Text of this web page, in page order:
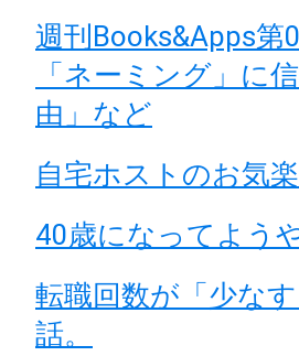
週刊Books&Apps
「ネーミング」に
由」など
自宅ホストのお気
40歳になってよう
転職回数が「少な
話。